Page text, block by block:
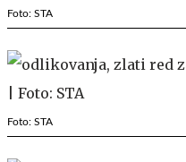
Foto: STA
Foto: STA